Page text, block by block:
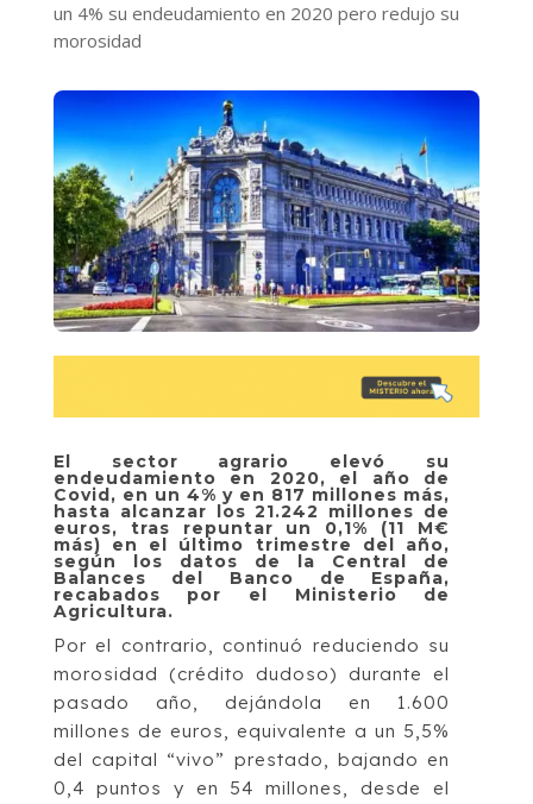
un 4% su endeudamiento en 2020 pero redujo su
morosidad
El sector agrario elevó su
endeudamiento en 2020, el año de
Covid, en un 4% y en 817 millones más,
hasta alcanzar los 21.242 millones de
euros, tras repuntar un 0,1% (11 M€
más) en el último trimestre del año,
según los datos de la Central de
Balances del Banco de España,
recabados por el Ministerio de
Agricultura.
Por el contrario, continuó reduciendo su
morosidad (crédito dudoso) durante el
pasado año, dejándola en 1.600
millones de euros, equivalente a un 5,5%
del capital “vivo” prestado, bajando en
0,4 puntos y en 54 millones, desde el